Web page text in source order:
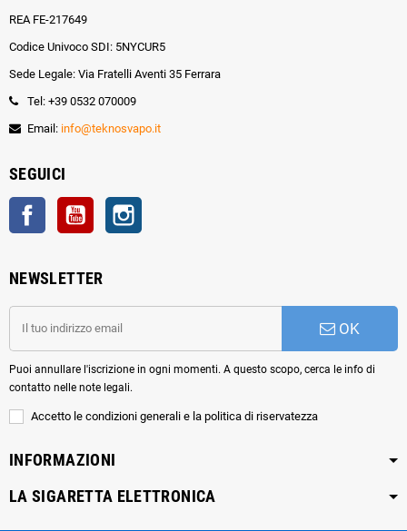
REA FE-217649
Codice Univoco SDI: 5NYCUR5
Sede Legale: Via Fratelli Aventi 35 Ferrara
Tel: +39 0532 070009
Email: info@teknosvapo.it
SEGUICI
Facebook YouTube
NEWSLETTER
OK
Puoi annullare l'iscrizione in ogni momenti. A questo scopo, cerca le info di
contatto nelle note legali.
Accetto le condizioni generali e la politica di riservatezza
INFORMAZIONI
LA SIGARETTA ELETTRONICA